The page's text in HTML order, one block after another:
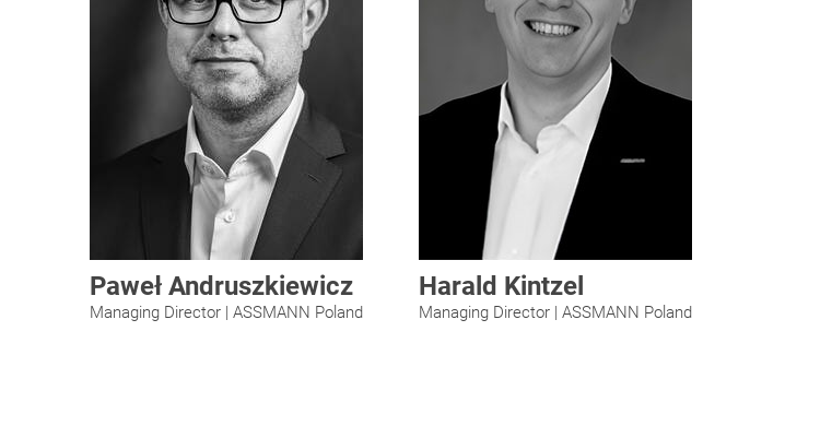
Paweł Andruszkiewicz
Managing Director | ASSMANN Poland
Harald Kintzel
Managing Director | ASSMANN Poland